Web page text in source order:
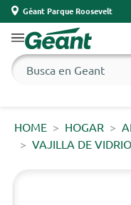
Géant Parque Roosevelt
HOME HOGAR
VAJILLA DE VIDRIO